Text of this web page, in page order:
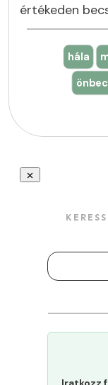
értékeden
hála